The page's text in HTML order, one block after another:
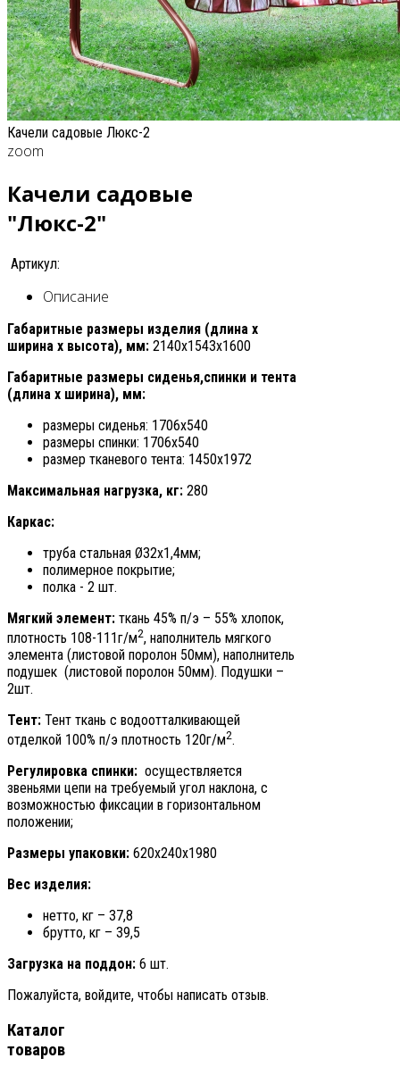
Качели садовые Люкс-2
zoom
Качели садовые
"Люкс-2"
Артикул:
Описание
Габаритные размеры изделия (длина х
ширина х высота), мм: 2140х1543х1600
Габаритные размеры сиденья,спинки и тента
(длина х ширина), мм:
размеры сиденья: 1706х540
размеры спинки: 1706х540
размер тканевого тента: 1450х1972
Максимальная нагрузка, кг: 280
Каркас:
труба стальная Ø32х1,4мм;
полимерное покрытие;
полка - 2 шт.
Мягкий элемент: ткань 45% п/э – 55% хлопок,
плотность 108-111г/м2, наполнитель мягкого
элемента (листовой поролон 50мм), наполнитель
подушек (листовой поролон 50мм). Подушки –
2шт.
Тент: Тент ткань с водоотталкивающей
отделкой 100% п/э плотность 120г/м2.
Регулировка спинки: осуществляется
звеньями цепи на требуемый угол наклона, с
возможностью фиксации в горизонтальном
положении;
Размеры упаковки: 620х240х1980
Вес изделия:
нетто, кг – 37,8
брутто, кг – 39,5
Загрузка на поддон: 6 шт.
Пожалуйста, войдите, чтобы написать отзыв.
Каталог
товаров